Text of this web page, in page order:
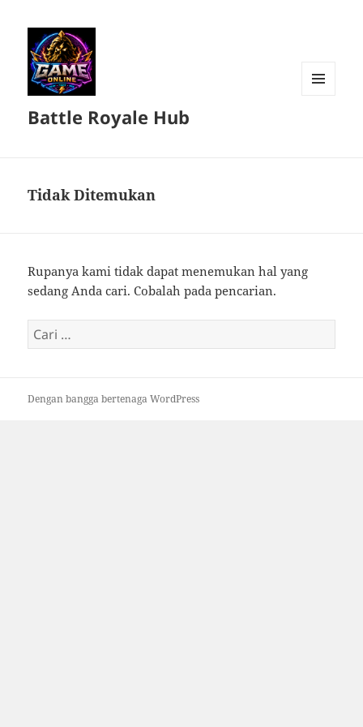
Battle Royale Hub
Tidak Ditemukan
Rupanya kami tidak dapat menemukan hal yang
sedang Anda cari. Cobalah pada pencarian.
Cari
untuk:
Dengan bangga bertenaga WordPress